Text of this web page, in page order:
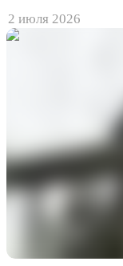
2 июля 2026